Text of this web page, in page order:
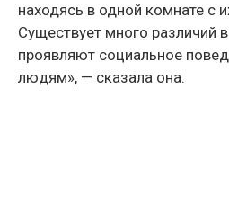
находясь в одной комнате с
Существует много различий
проявляют социальное
людям», — сказала она.